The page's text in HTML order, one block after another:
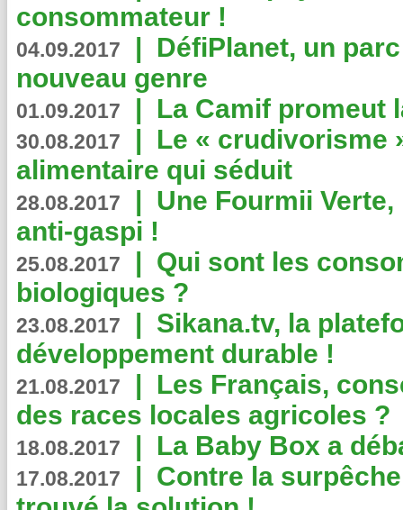
consommateur !
04.09.2017 | DéfiPlanet, un
nouveau genre
01.09.2017 | La Camif promeut
30.08.2017 | Le « crudivorisme
alimentaire qui séduit
28.08.2017 | Une Fourmii
anti-gaspi !
25.08.2017 | Qui sont les
biologiques ?
23.08.2017 | Sikana.tv, la
développement durable !
21.08.2017 | Les Français,
des races locales agricoles ?
18.08.2017 | La Baby Box a
17.08.2017 | Contre la